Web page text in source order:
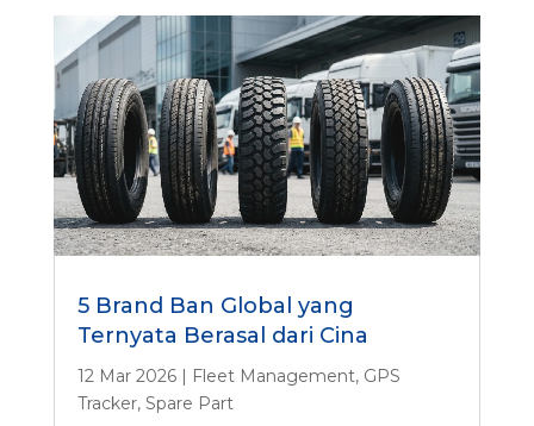
5 Brand Ban Global yang
Ternyata Berasal dari Cina
12 Mar 2026| Fleet Management, GPS
Tracker, Spare Part